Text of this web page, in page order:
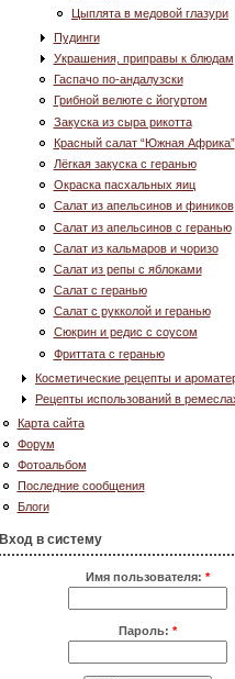
Цыплята в медовой глазури
Пудинги
Украшения, приправы к блюдам
Гаспачо по-андалузски
Грибной велюте с йогуртом
Закуска из сыра рикотта
Красный салат “Южная Африка”
Лёгкая закуска с геранью
Окраска пасхальных яиц
Салат из апельсинов и фиников
Салат из апельсинов с геранью
Салат из кальмаров и чоризо
Салат из репы с яблоками
Салат с геранью
Салат с рукколой и геранью
Сюкрин и редис с соусом
Фриттата с геранью
Косметические рецепты и
Рецепты использований в
Карта сайта
Форум
Фотоальбом
Последние сообщения
Блоги
Вход в систему
Имя пользователя: *
Пароль: *